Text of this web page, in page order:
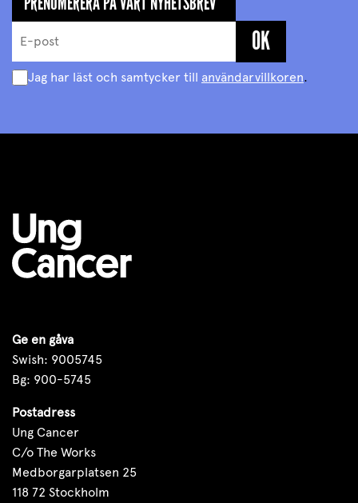
Jag har läst och samtycker till användarvillkoren.
Ge en gåva
Swish: 9005745
Bg: 900-5745
Postadress
Ung Cancer
C/o The Works
Medborgarplatsen 25
118 72 Stockholm